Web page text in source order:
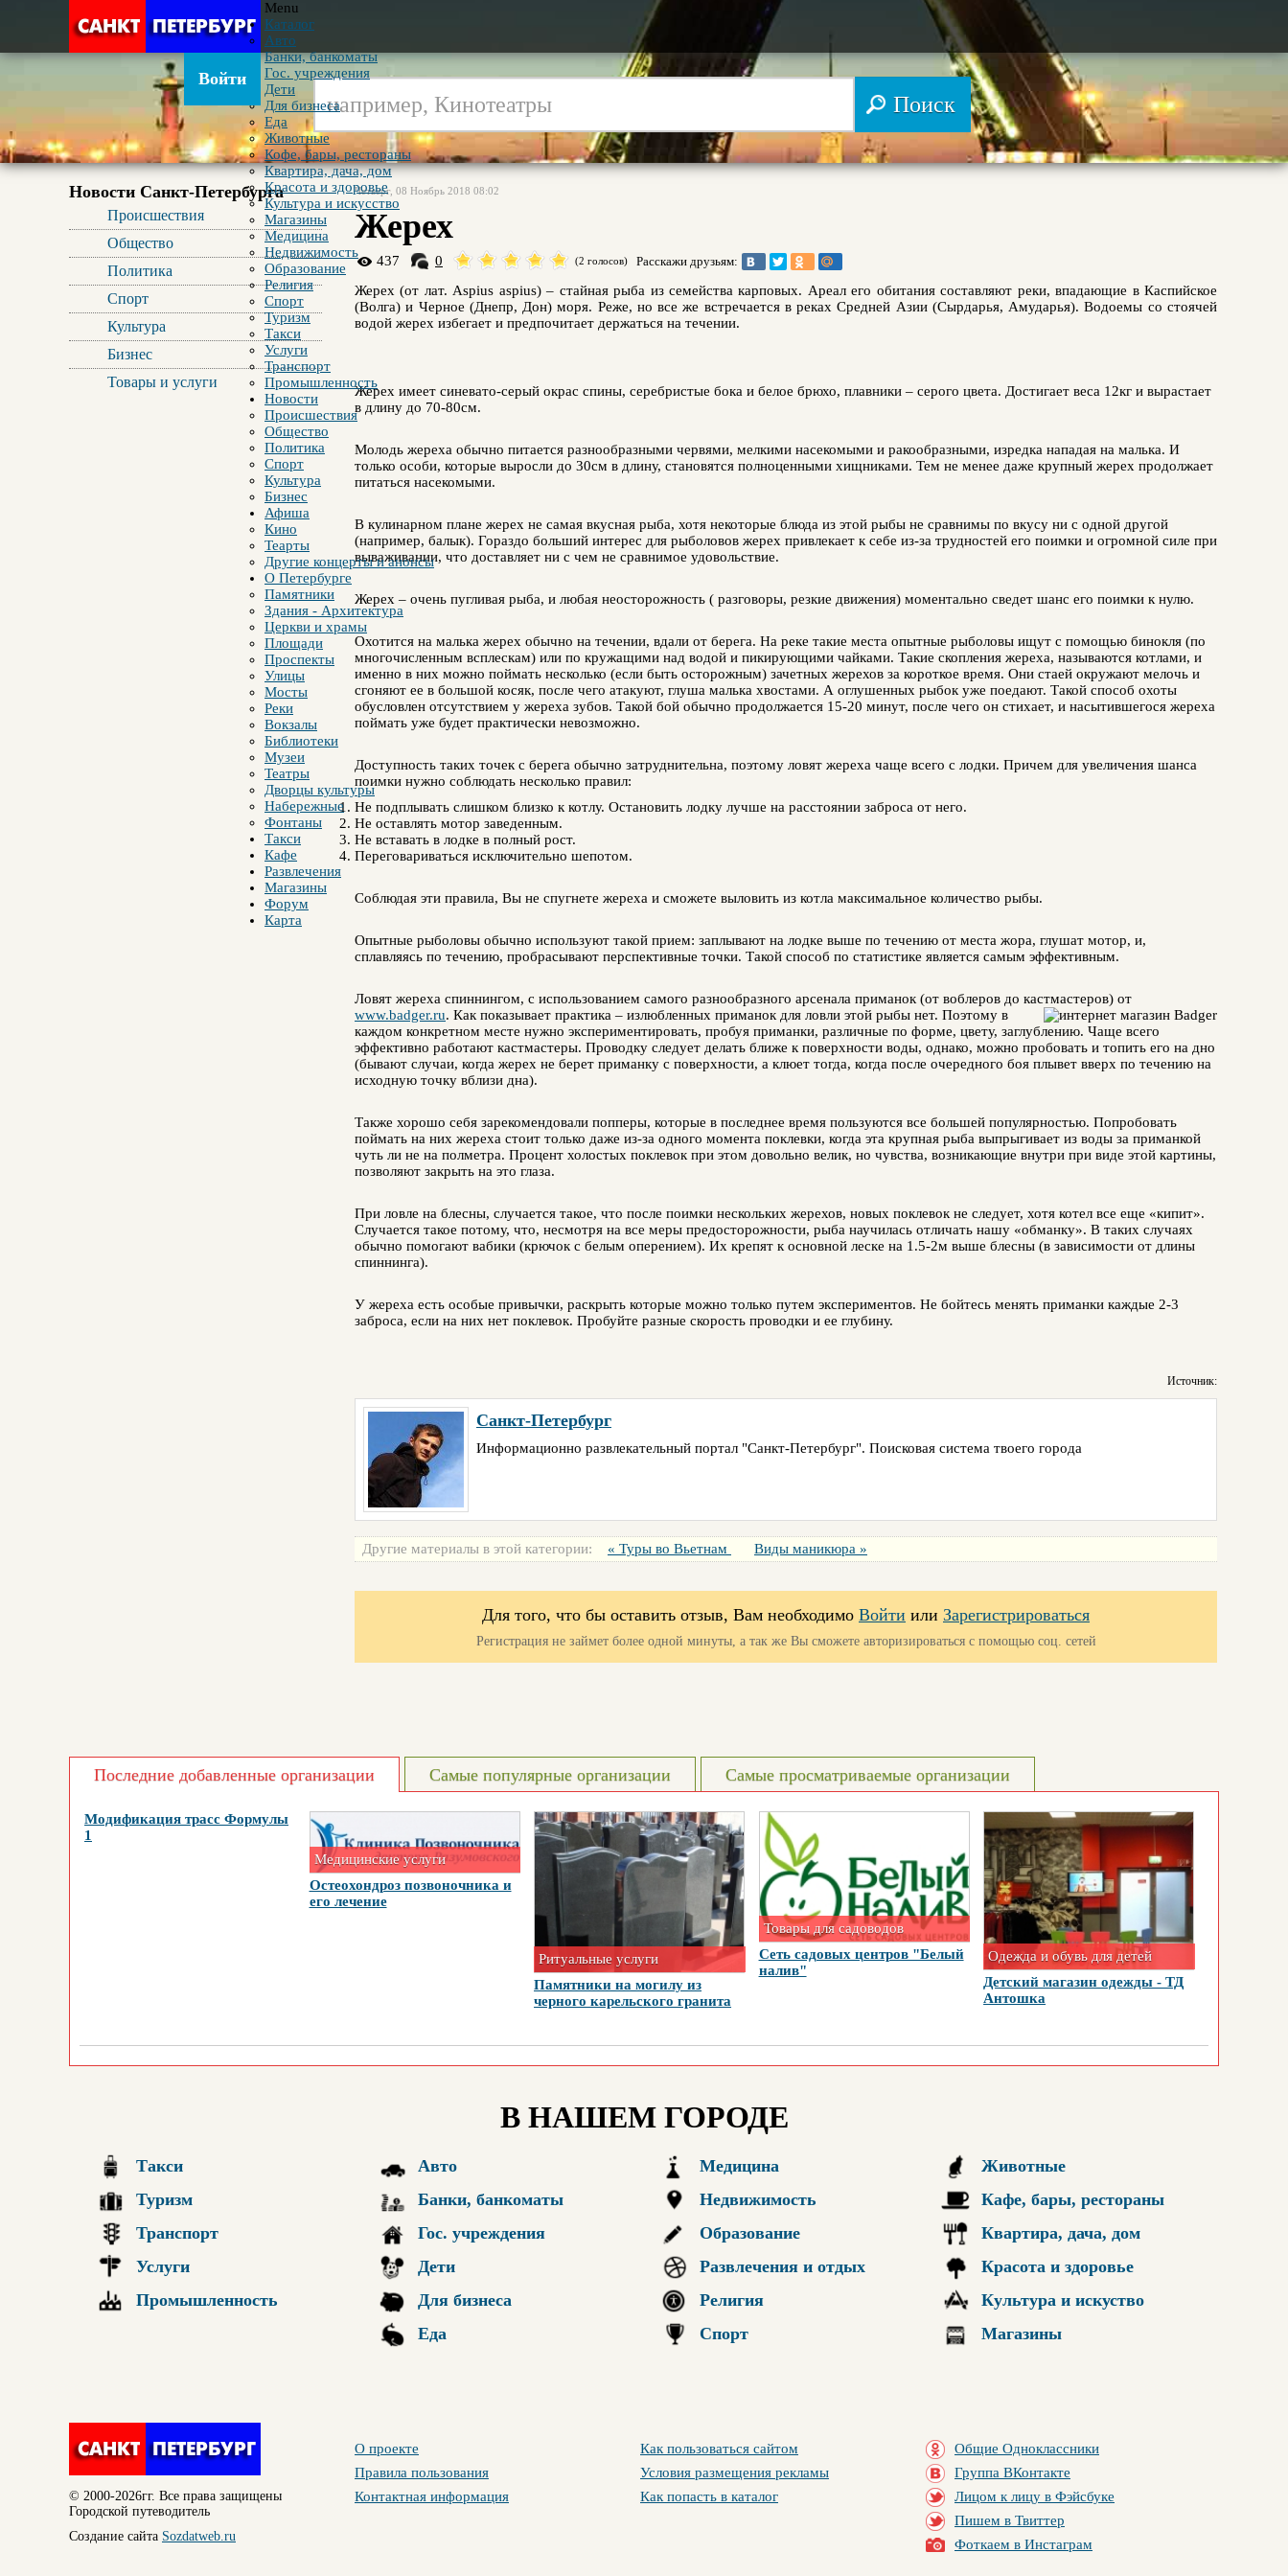
Menu
Каталог
Авто
Банки, банкоматы
Гос. учреждения
Дети
Для бизнеса
Еда
Животные
Кофе, бары, рестораны
Квартира, дача, дом
Красота и здоровье
Культура и искусство
Магазины
Медицина
Недвижимость
Образование
Религия
Спорт
Туризм
Такси
Услуги
Транспорт
Промышленность
Новости
Происшествия
Общество
Политика
Спорт
Культура
Бизнес
Афиша
Кино
Теарты
Другие концерты и анонсы
О Петербурге
Памятники
Здания - Архитектура
Церкви и храмы
Площади
Проспекты
Улицы
Мосты
Реки
Вокзалы
Библиотеки
Музеи
Театры
Дворцы культуры
Набережные
Фонтаны
Такси
Кафе
Развлечения
Магазины
Форум
Карта
Войти
Новости Санкт-Петербурга
Происшествия
Общество
Политика
Спорт
Культура
Бизнес
Товары и услуги
Четверг, 08 Ноябрь 2018 08:02
Жерех
437 0 (2 голосов) Расскажи друзьям:
Жерех (от лат. Aspius aspius) – стайная рыба из семейства карповых. Ареал его обитания составляют реки, впадающие в Каспийское
(Волга) и Черное (Днепр, Дон) моря. Реже, но все же встречается в реках Средней Азии (Сырдарья, Амударья). Водоемы со стоячей
водой жерех избегает и предпочитает держаться на течении.
Жерех имеет синевато-серый окрас спины, серебристые бока и белое брюхо, плавники – серого цвета. Достигает веса 12кг и вырастает
в длину до 70-80см.
Молодь жереха обычно питается разнообразными червями, мелкими насекомыми и ракообразными, изредка нападая на малька. И
только особи, которые выросли до 30см в длину, становятся полноценными хищниками. Тем не менее даже крупный жерех продолжает
питаться насекомыми.
В кулинарном плане жерех не самая вкусная рыба, хотя некоторые блюда из этой рыбы не сравнимы по вкусу ни с одной другой
(например, балык). Гораздо больший интерес для рыболовов жерех привлекает к себе из-за трудностей его поимки и огромной силе при
вываживании, что доставляет ни с чем не сравнимое удовольствие.
Жерех – очень пугливая рыба, и любая неосторожность ( разговоры, резкие движения) моментально сведет шанс его поимки к нулю.
Охотится на малька жерех обычно на течении, вдали от берега. На реке такие места опытные рыболовы ищут с помощью бинокля (по
многочисленным всплескам) или по кружащими над водой и пикирующими чайками. Такие скопления жереха, называются котлами, и
именно в них можно поймать несколько (если быть осторожным) зачетных жерехов за короткое время. Они стаей окружают мелочь и
сгоняют ее в большой косяк, после чего атакуют, глуша малька хвостами. А оглушенных рыбок уже поедают. Такой способ охоты
обусловлен отсутствием у жереха зубов. Такой бой обычно продолжается 15-20 минут, после чего он стихает, и насытившегося жереха
поймать уже будет практически невозможно.
Доступность таких точек с берега обычно затруднительна, поэтому ловят жереха чаще всего с лодки. Причем для увеличения шанса
поимки нужно соблюдать несколько правил:
Не подплывать слишком близко к котлу. Остановить лодку лучше на расстоянии заброса от него.
Не оставлять мотор заведенным.
Не вставать в лодке в полный рост.
Переговариваться исключительно шепотом.
Соблюдая эти правила, Вы не спугнете жереха и сможете выловить из котла максимальное количество рыбы.
Опытные рыболовы обычно используют такой прием: заплывают на лодке выше по течению от места жора, глушат мотор, и,
сплавляясь по течению, пробрасывают перспективные точки. Такой способ по статистике является самым эффективным.
Ловят жереха спиннингом, с использованием самого разнообразного арсенала приманок (от воблеров до кастмастеров) от
www.badger.ru. Как показывает практика – излюбленных приманок для ловли этой рыбы нет. Поэтому в
каждом конкретном месте нужно экспериментировать, пробуя приманки, различные по форме, цвету, заглублению. Чаще всего
эффективно работают кастмастеры. Проводку следует делать ближе к поверхности воды, однако, можно пробовать и топить его на дно
(бывают случаи, когда жерех не берет приманку с поверхности, а клюет тогда, когда после очередного боя плывет вверх по течению на
исходную точку вблизи дна).
Также хорошо себя зарекомендовали попперы, которые в последнее время пользуются все большей популярностью. Попробовать
поймать на них жереха стоит только даже из-за одного момента поклевки, когда эта крупная рыба выпрыгивает из воды за приманкой
чуть ли не на полметра. Процент холостых поклевок при этом довольно велик, но чувства, возникающие внутри при виде этой картины,
позволяют закрыть на это глаза.
При ловле на блесны, случается такое, что после поимки нескольких жерехов, новых поклевок не следует, хотя котел все еще «кипит».
Случается такое потому, что, несмотря на все меры предосторожности, рыба научилась отличать нашу «обманку». В таких случаях
обычно помогают вабики (крючок с белым оперением). Их крепят к основной леске на 1.5-2м выше блесны (в зависимости от длины
спиннинга).
У жереха есть особые привычки, раскрыть которые можно только путем экспериментов. Не бойтесь менять приманки каждые 2-3
заброса, если на них нет поклевок. Пробуйте разные скорость проводки и ее глубину.
Источник:
Санкт-Петербург
Информационно развлекательный портал "Санкт-Петербург". Поисковая система твоего города
Другие материалы в этой категории: « Туры во Вьетнам Виды маникюра »
Для того, что бы оставить отзыв, Вам необходимо Войти или Зарегистрироваться
Регистрация не займет более одной минуты, а так же Вы сможете авторизироваться с помощью соц. сетей
Последние добавленные организации
Модификация трасс Формулы
1
Медицинские услуги
Остеохондроз позвоночника и
его лечение
Ритуальные услуги
Памятники на могилу из
черного карельского гранита
Товары для садоводов
Сеть садовых центров "Белый
налив"
Одежда и обувь для детей
Детский магазин одежды - ТД
Антошка
Самые популярные организации Самые просматриваемые организации
В НАШЕМ ГОРОДЕ
Такси
Туризм
Транспорт
Услуги
Промышленность
Авто
Банки, банкоматы
Гос. учреждения
Дети
Для бизнеса
Еда
Медицина
Недвижимость
Образование
Развлечения и отдых
Религия
Спорт
Животные
Кафе, бары, рестораны
Квартира, дача, дом
Красота и здоровье
Культура и искуство
Магазины
© 2000-2026гг. Все права защищены
Городской путеводитель
Создание сайта Sozdatweb.ru
О проекте
Правила пользования
Контактная информация
Как пользоваться сайтом
Условия размещения рекламы
Как попасть в каталог
Общие Одноклассники
Группа ВКонтакте
Лицом к лицу в Фэйсбуке
Пишем в Твиттер
Фоткаем в Инстаграм